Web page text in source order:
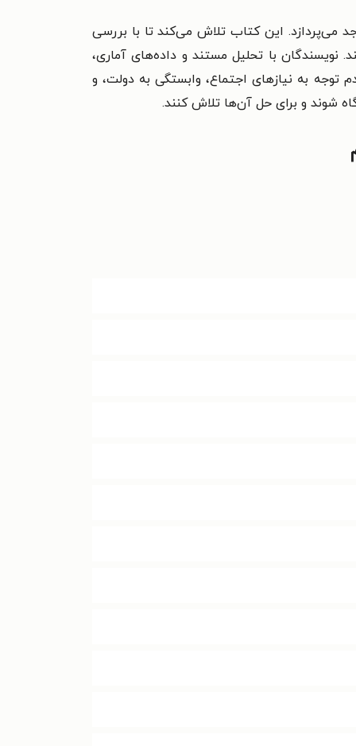
می‌پردازد. این کتاب تلاش می‌کند تا با بررسی
نویسندگان با تحلیل مستند و داده‌های آماری،
به نیازهای اجتماع، وابستگی به دولت، و
شوند و برای حل آن‌ها تلاش کنند.